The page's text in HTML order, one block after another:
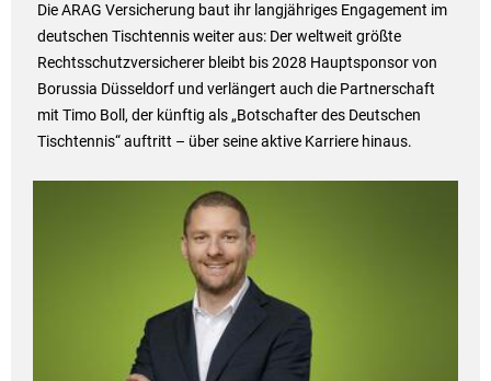
Die ARAG Versicherung baut ihr langjähriges Engagement im
deutschen Tischtennis weiter aus: Der weltweit größte
Rechtsschutzversicherer bleibt bis 2028 Hauptsponsor von
Borussia Düsseldorf und verlängert auch die Partnerschaft
mit Timo Boll, der künftig als „Botschafter des Deutschen
Tischtennis“ auftritt – über seine aktive Karriere hinaus.